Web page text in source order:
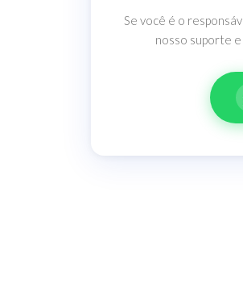
Se você é o
nosso suporte